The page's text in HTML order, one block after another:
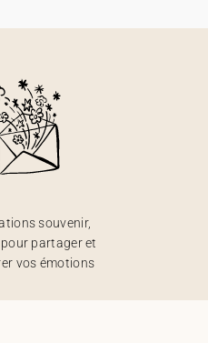
souvenir,
pour partager et
vos émotions